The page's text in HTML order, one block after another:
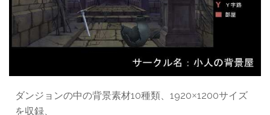
ダンジョンの中の背景素材10種類、1920×1200サイズ
を収録、